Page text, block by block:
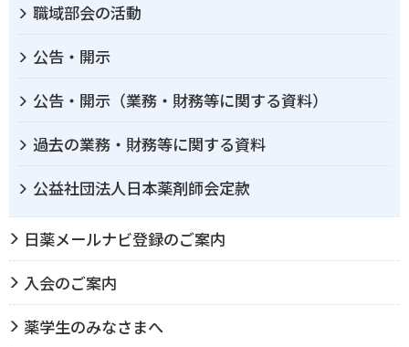
職域部会の活動
公告・開示
公告・開示（業務・財務等に関する資料）
過去の業務・財務等に関する資料
公益社団法人日本薬剤師会定款
日薬メールナビ登録のご案内
入会のご案内
薬学生のみなさまへ